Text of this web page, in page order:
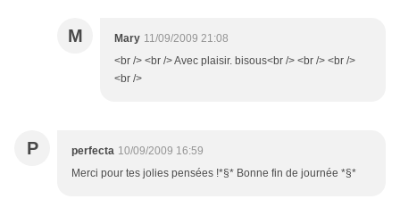
M Mary 11/09/2009 21:08
<br /> <br /> Avec plaisir. bisous<br /> <br /> <br />
<br />
P perfecta 10/09/2009 16:59
Merci pour tes jolies pensées !*§* Bonne fin de journée *§*